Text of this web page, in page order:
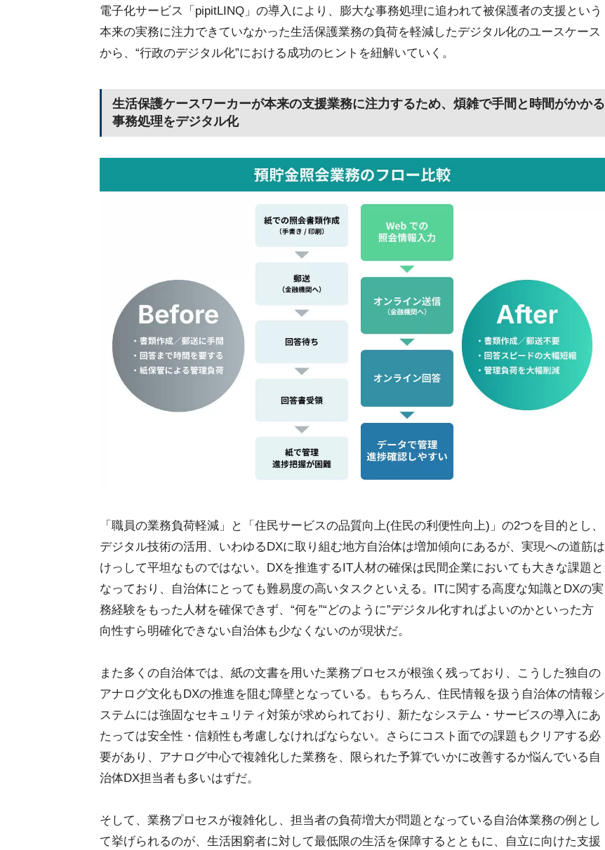
電子化サービス「pipitLINQ」の導入により、膨大な事務処理に追われて被保護者の支援という
本来の実務に注力できていなかった生活保護業務の負荷を軽減したデジタル化のユースケース
から、“行政のデジタル化”における成功のヒントを紐解いていく。
生活保護ケースワーカーが本来の支援業務に注力するため、煩雑で手間と時間がかかる
事務処理をデジタル化
「職員の業務負荷軽減」と「住民サービスの品質向上(住民の利便性向上)」の2つを目的とし、
デジタル技術の活用、いわゆるDXに取り組む地方自治体は増加傾向にあるが、実現への道筋は
けっして平坦なものではない。DXを推進するIT人材の確保は民間企業においても大きな課題と
なっており、自治体にとっても難易度の高いタスクといえる。ITに関する高度な知識とDXの実
務経験をもった人材を確保できず、“何を”“どのように”デジタル化すればよいのかといった方
向性すら明確化できない自治体も少なくないのが現状だ。
また多くの自治体では、紙の文書を用いた業務プロセスが根強く残っており、こうした独自の
アナログ文化もDXの推進を阻む障壁となっている。もちろん、住民情報を扱う自治体の情報シ
ステムには強固なセキュリティ対策が求められており、新たなシステム・サービスの導入にあ
たっては安全性・信頼性も考慮しなければならない。さらにコスト面での課題もクリアする必
要があり、アナログ中心で複雑化した業務を、限られた予算でいかに改善するか悩んでいる自
治体DX担当者も多いはずだ。
そして、業務プロセスが複雑化し、担当者の負荷増大が問題となっている自治体業務の例とし
て挙げられるのが、生活困窮者に対して最低限の生活を保障するとともに、自立に向けた支援